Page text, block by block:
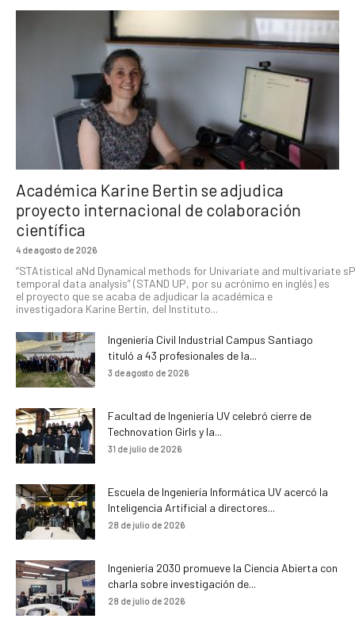
Académica Karine Bertin se adjudica
proyecto internacional de colaboración
científica
4 de agosto de 2026
“STAtistical aNd Dynamical methods for Univariate and multivariate
temporal data analysis” (STAND UP, por su acrónimo en inglés) es
el proyecto que se acaba de adjudicar la académica e
investigadora Karine Bertin, del Instituto...
Ingeniería Civil Industrial Campus Santiago
tituló a 43 profesionales de la...
3 de agosto de 2026
Facultad de Ingeniería UV celebró cierre de
Technovation Girls y la...
31 de julio de 2026
Escuela de Ingeniería Informática UV acercó la
Inteligencia Artificial a directores...
28 de julio de 2026
Ingeniería 2030 promueve la Ciencia Abierta con
charla sobre investigación de...
28 de julio de 2026